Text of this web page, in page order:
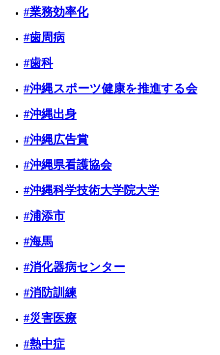
#業務効率化
#歯周病
#歯科
#沖縄スポーツ健康を推進する会
#沖縄出身
#沖縄広告賞
#沖縄県看護協会
#沖縄科学技術大学院大学
#浦添市
#海馬
#消化器病センター
#消防訓練
#災害医療
#熱中症